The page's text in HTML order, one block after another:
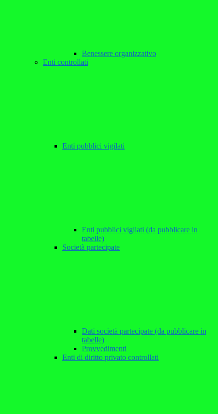
Benessere organizzativo
Enti controllati
Enti pubblici vigilati
Enti pubblici vigilati (da pubblicare in
tabelle)
Società partecipate
Dati società partecipate (da pubblicare in
tabelle)
Provvedimenti
Enti di diritto privato controllati